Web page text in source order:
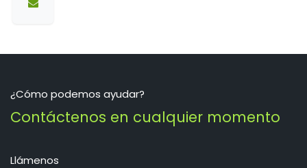
¿Cómo podemos ayudar?
Contáctenos en cualquier momento
Llámenos